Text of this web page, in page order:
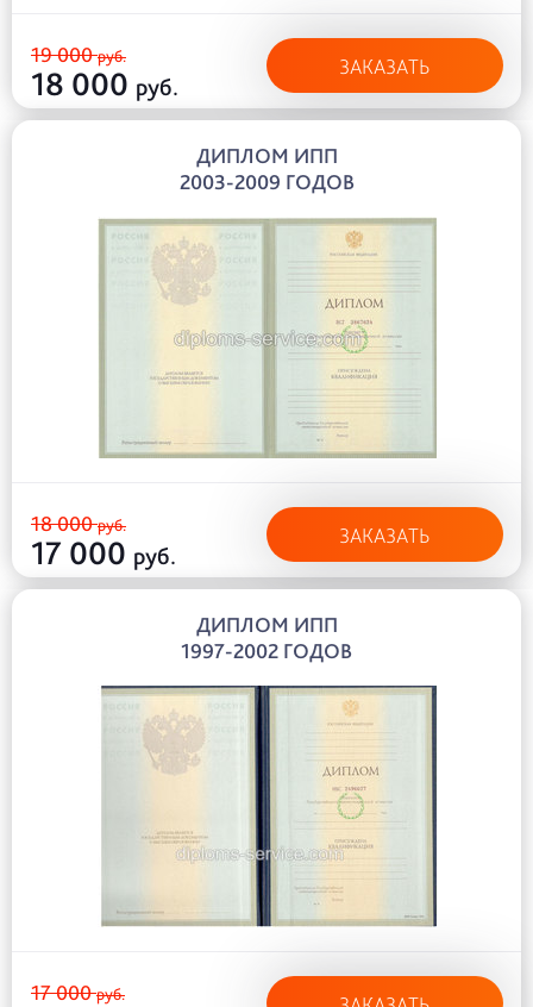
19 000руб.
18 000 руб.
ЗАКАЗАТЬ
ДИПЛОМ ИПП
2003-2009 ГОДОВ
18 000руб.
17 000 руб.
ЗАКАЗАТЬ
ДИПЛОМ ИПП
1997-2002 ГОДОВ
17 000руб.